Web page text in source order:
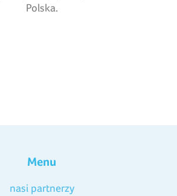
Polska.
Menu
nasi partnerzy